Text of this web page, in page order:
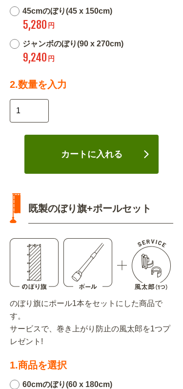
45cmのぼり(45 x 150cm)
5,280 円
ジャンボのぼり(90 x 270cm)
9,240 円
2.数量を入力
カートに入れる
既製のぼり旗+ポールセット
のぼり旗にポール1本をセットにした商品で
す。
サービスで、巻き上がり防止の風太郎を1つプ
レゼント!
1.商品を選択
60cmのぼり(60 x 180cm)